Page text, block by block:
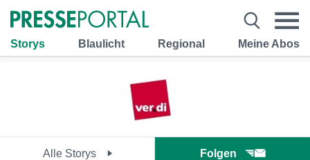
Storys Blaulicht Regional Meine Abos
Alle Storys Folgen